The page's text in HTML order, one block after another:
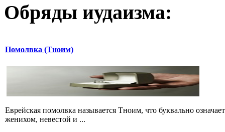
Обряды иудаизма:
Помолвка (Тноим)
Еврейская помолвка называется Тноим, что буквально
женихом, невестой и ...